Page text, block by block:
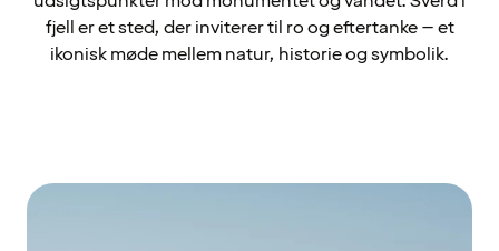
fjell er et sted, der inviterer til ro og eftertanke – et
ikonisk møde mellem natur, historie og symbolik.